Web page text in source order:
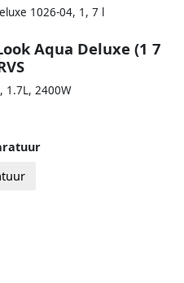
1026-04, 1, 7 l
Aqua Deluxe (1 7
1.7L, 2400W